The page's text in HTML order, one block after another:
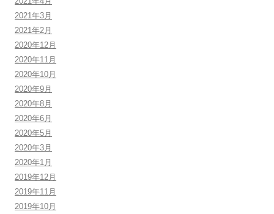
2021年3月
2021年2月
2020年12月
2020年11月
2020年10月
2020年9月
2020年8月
2020年6月
2020年5月
2020年3月
2020年1月
2019年12月
2019年11月
2019年10月